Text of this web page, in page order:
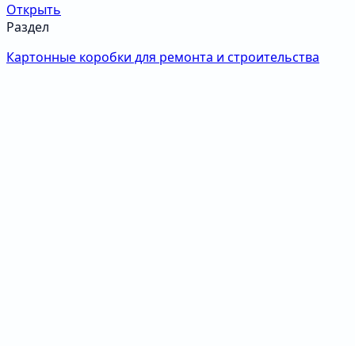
Открыть
Раздел
Картонные коробки для ремонта и строительства